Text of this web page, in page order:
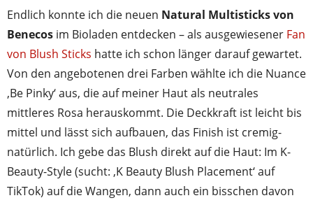
Endlich konnte ich die neuen Natural Multisticks von
Benecos im Bioladen entdecken – als ausgewiesener Fan
von Blush Sticks hatte ich schon länger darauf gewartet.
Von den angebotenen drei Farben wählte ich die Nuance
‚Be Pinky‘ aus, die auf meiner Haut als neutrales
mittleres Rosa herauskommt. Die Deckkraft ist leicht bis
mittel und lässt sich aufbauen, das Finish ist cremig-
natürlich. Ich gebe das Blush direkt auf die Haut: Im K-
Beauty-Style (sucht: ‚K Beauty Blush Placement‘ auf
TikTok) auf die Wangen, dann auch ein bisschen davon